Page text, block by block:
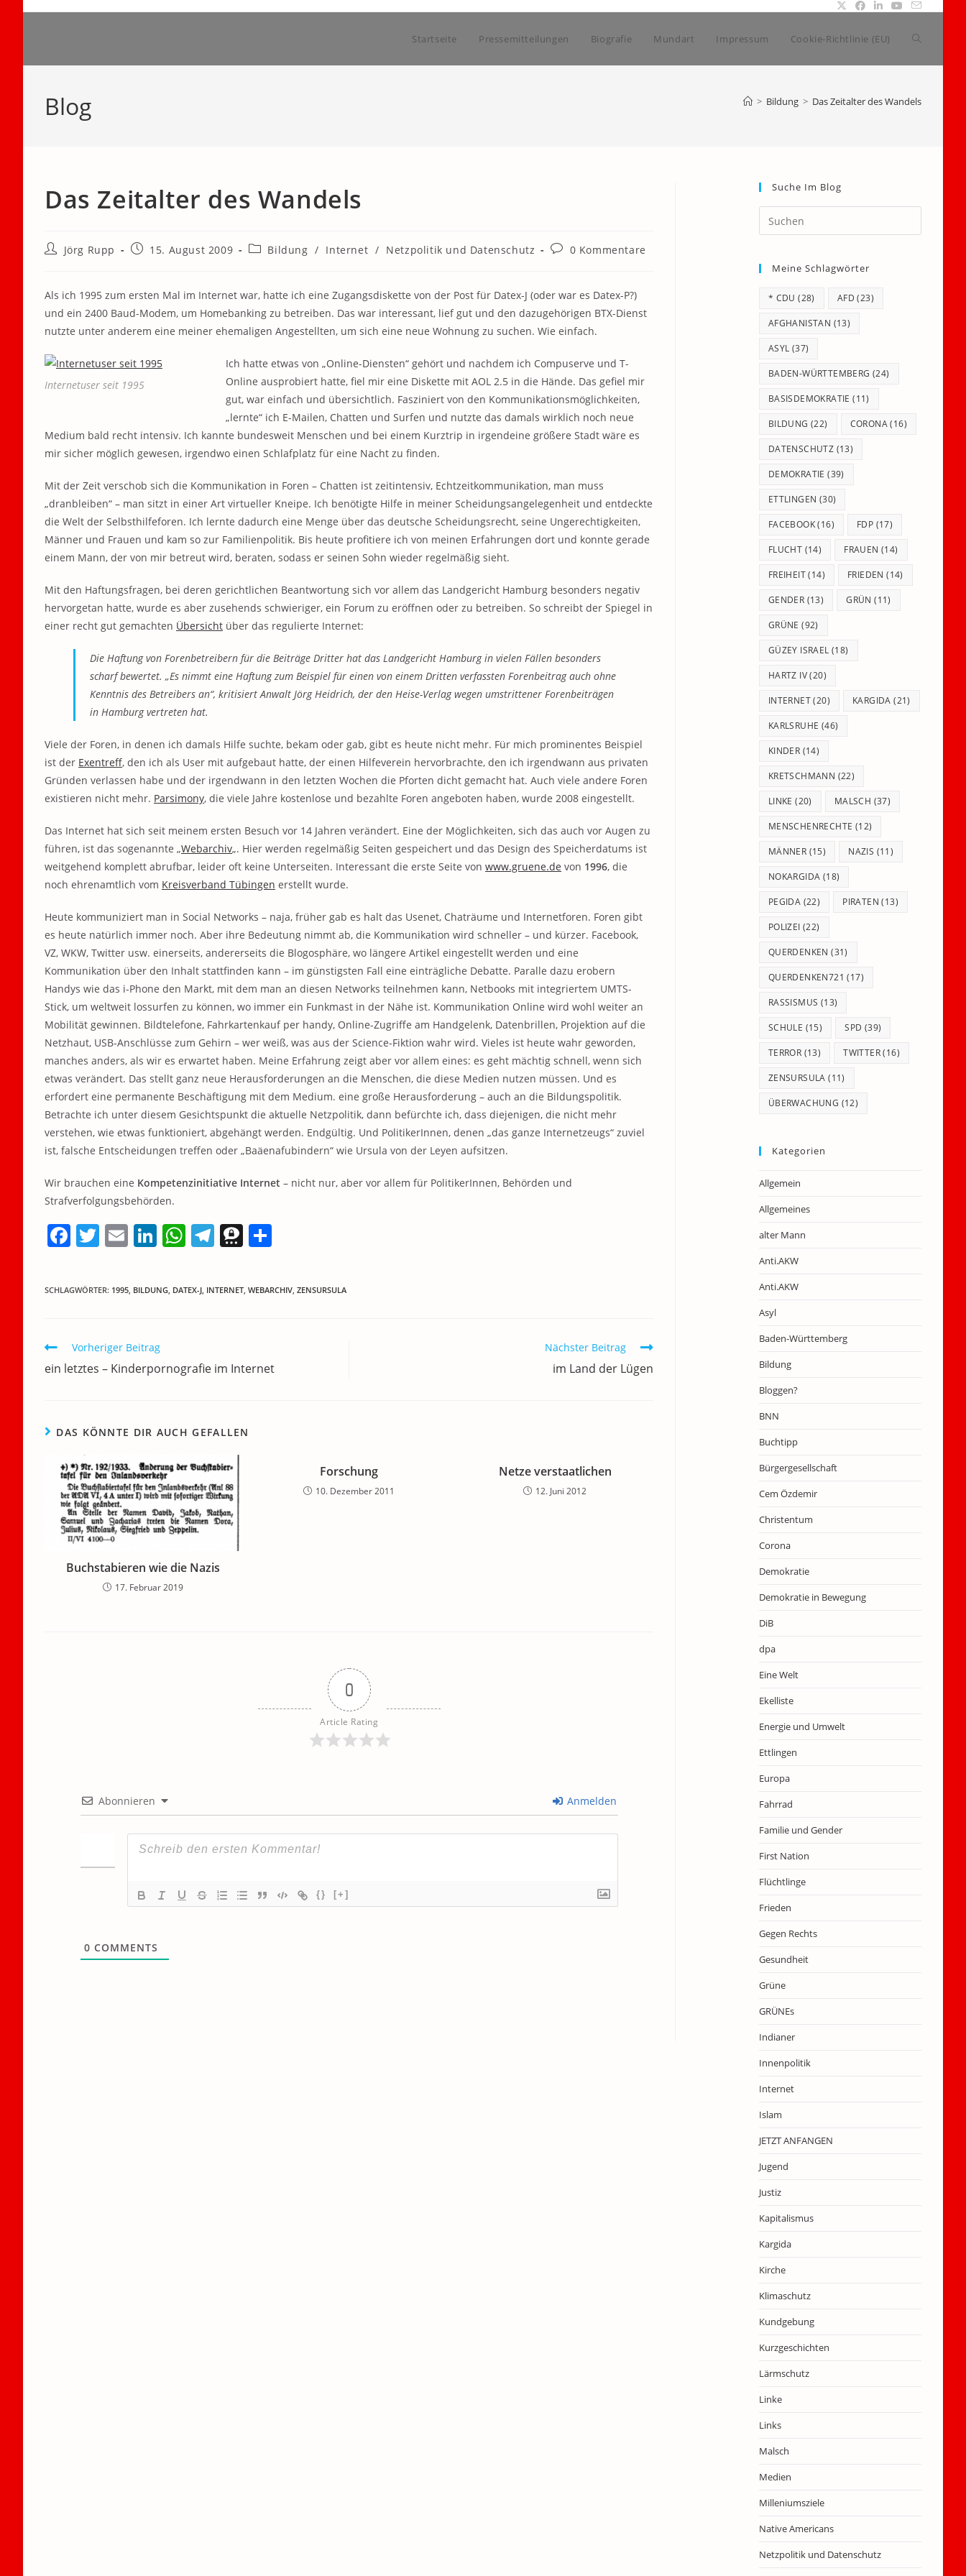
Startseite Pressemitteilungen Biografie Mundart Impressum Cookie-Richtlinie (EU) Website-
Blog > Bildung > Das Zeitalter des Wandels
Das Zeitalter des Wandels
Beitrags-
Jörg Rupp
Beitrag15. August 2009
Beitrags-
Bildung / Internet / Netzpolitik und Datenschutz
Beitrags-
0 Kommentare
Als ich 1995 zum ersten Mal im Internet war, hatte ich eine Zugangsdiskette von der Post für Datex-J (oder war es Datex-P?)
und ein 2400 Baud-Modem, um Homebanking zu betreiben. Das war interessant, lief gut und den dazugehörigen BTX-Dienst
nutzte unter anderem eine meiner ehemaligen Angestellten, um sich eine neue Wohnung zu suchen. Wie einfach.
Internetuser seit 1995
Ich hatte etwas von „Online-Diensten“ gehört und nachdem ich Compuserve und T-
Online ausprobiert hatte, fiel mir eine Diskette mit AOL 2.5 in die Hände. Das gefiel mir
gut, war einfach und übersichtlich. Fasziniert von den Kommunikationsmöglichkeiten,
„lernte“ ich E-Mailen, Chatten und Surfen und nutzte das damals wirklich noch neue
Medium bald recht intensiv. Ich kannte bundesweit Menschen und bei einem Kurztrip in irgendeine größere Stadt wäre es
mir sicher möglich gewesen, irgendwo einen Schlafplatz für eine Nacht zu finden.
Mit der Zeit verschob sich die Kommunikation in Foren – Chatten ist zeitintensiv, Echtzeitkommunikation, man muss
„dranbleiben“ – man sitzt in einer Art virtueller Kneipe. Ich benötigte Hilfe in meiner Scheidungsangelegenheit und entdeckte
die Welt der Selbsthilfeforen. Ich lernte dadurch eine Menge über das deutsche Scheidungsrecht, seine Ungerechtigkeiten,
Männer und Frauen und kam so zur Familienpolitik. Bis heute profitiere ich von meinen Erfahrungen dort und konnte gerade
einem Mann, der von mir betreut wird, beraten, sodass er seinen Sohn wieder regelmäßig sieht.
Mit den Haftungsfragen, bei deren gerichtlichen Beantwortung sich vor allem das Landgericht Hamburg besonders negativ
hervorgetan hatte, wurde es aber zusehends schwieriger, ein Forum zu eröffnen oder zu betreiben. So schreibt der Spiegel in
einer recht gut gemachten Übersicht über das regulierte Internet:
Die Haftung von Forenbetreibern für die Beiträge Dritter hat das Landgericht Hamburg in vielen Fällen besonders
scharf bewertet. „Es nimmt eine Haftung zum Beispiel für einen von einem Dritten verfassten Forenbeitrag auch ohne
Kenntnis des Betreibers an“, kritisiert Anwalt Jörg Heidrich, der den Heise-Verlag wegen umstrittener Forenbeiträgen
in Hamburg vertreten hat.
Viele der Foren, in denen ich damals Hilfe suchte, bekam oder gab, gibt es heute nicht mehr. Für mich prominentes Beispiel
ist der Exentreff, den ich als User mit aufgebaut hatte, der einen Hilfeverein hervorbrachte, den ich irgendwann aus privaten
Gründen verlassen habe und der irgendwann in den letzten Wochen die Pforten dicht gemacht hat. Auch viele andere Foren
existieren nicht mehr. Parsimony, die viele Jahre kostenlose und bezahlte Foren angeboten haben, wurde 2008 eingestellt.
Das Internet hat sich seit meinem ersten Besuch vor 14 Jahren verändert. Eine der Möglichkeiten, sich das auch vor Augen zu
führen, ist das sogenannte „Webarchiv„. Hier werden regelmäßig Seiten gespeichert und das Design des Speicherdatums ist
weitgehend komplett abrufbar, leider oft keine Unterseiten. Interessant die erste Seite von www.gruene.de von 1996, die
noch ehrenamtlich vom Kreisverband Tübingen erstellt wurde.
Heute kommuniziert man in Social Networks – naja, früher gab es halt das Usenet, Chaträume und Internetforen. Foren gibt
es heute natürlich immer noch. Aber ihre Bedeutung nimmt ab, die Kommunikation wird schneller – und kürzer. Facebook,
VZ, WKW, Twitter usw. einerseits, andererseits die Blogosphäre, wo längere Artikel eingestellt werden und eine
Kommunikation über den Inhalt stattfinden kann – im günstigsten Fall eine einträgliche Debatte. Paralle dazu erobern
Handys wie das i-Phone den Markt, mit dem man an diesen Networks teilnehmen kann, Netbooks mit integriertem UMTS-
Stick, um weltweit lossurfen zu können, wo immer ein Funkmast in der Nähe ist. Kommunikation Online wird wohl weiter an
Mobilität gewinnen. Bildtelefone, Fahrkartenkauf per handy, Online-Zugriffe am Handgelenk, Datenbrillen, Projektion auf die
Netzhaut, USB-Anschlüsse zum Gehirn – wer weiß, was aus der Science-Fiktion wahr wird. Vieles ist heute wahr geworden,
manches anders, als wir es erwartet haben. Meine Erfahrung zeigt aber vor allem eines: es geht mächtig schnell, wenn sich
etwas verändert. Das stellt ganz neue Herausforderungen an die Menschen, die diese Medien nutzen müssen. Und es
erfordert eine permanente Beschäftigung mit dem Medium. eine große Herausforderung – auch an die Bildungspolitik.
Betrachte ich unter diesem Gesichtspunkt die aktuelle Netzpolitik, dann befürchte ich, dass diejenigen, die nicht mehr
verstehen, wie etwas funktioniert, abgehängt werden. Endgültig. Und PolitikerInnen, denen „das ganze Internetzeugs“ zuviel
ist, falsche Entscheidungen treffen oder „Baäenafubindern“ wie Ursula von der Leyen aufsitzen.
Wir brauchen eine Kompetenzinitiative Internet – nicht nur, aber vor allem für PolitikerInnen, Behörden und
Strafverfolgungsbehörden.
F
c
o
o
T
itt
E
ai
l
Li
k
e
n
W
at
p
T
e
T
re
e
le
SCHLAGWÖRTER: 1995, BILDUNG, DATEX-J, INTERNET, WEBARCHIV, ZENSURSULA
Weitere
Artikel
ansehen
Vorheriger Beitrag
ein letztes – Kinderpornografie im Internet
Nächster Beitrag
im Land der Lügen
DAS KÖNNTE DIR AUCH GEFALLEN
Buchstabieren wie die Nazis
17. Februar 2019
Forschung
10. Dezember 2011
Netze verstaatlichen
12. Juni 2012
0
Article Rating
Abonnieren Anmelden
{} [+]
0 COMMENTS
Suche Im Blog
Escape
Meine Schlagwörter
* CDU (28) AFD (23)
AFGHANISTAN (13)
ASYL (37)
BADEN-WÜRTTEMBERG (24)
BASISDEMOKRATIE (11)
BILDUNG (22) CORONA(16)
DATENSCHUTZ (13)
DEMOKRATIE (39)
ETTLINGEN (30)
FACEBOOK(16) FDP (17)
FLUCHT (14) FRAUEN (14)
FREIHEIT(14) FRIEDEN (14)
GENDER (13) GRÜN (11)
GRÜNE (92)
GÜZEY ISRAEL (18)
HARTZ IV(20)
INTERNET(20) KARGIDA (21)
KARLSRUHE (46)
KINDER (14)
KRETSCHMANN (22)
LINKE (20) MALSCH (37)
MENSCHENRECHTE (12)
MÄNNER (15) NAZIS (11)
NOKARGIDA (18)
PEGIDA (22) PIRATEN (13)
POLIZEI (22)
QUERDENKEN (31)
QUERDENKEN721 (17)
RASSISMUS (13)
SCHULE (15) SPD (39)
TERROR (13) TWITTER(16)
ZENSURSULA (11)
ÜBERWACHUNG (12)
Kategorien
Allgemein
Allgemeines
alter Mann
Anti.AKW
Anti.AKW
Asyl
Baden-Württemberg
Bildung
Bloggen?
BNN
Buchtipp
Bürgergesellschaft
Cem Özdemir
Christentum
Corona
Demokratie
Demokratie in Bewegung
DiB
dpa
Eine Welt
Ekelliste
Energie und Umwelt
Ettlingen
Europa
Fahrrad
Familie und Gender
First Nation
Flüchtlinge
Frieden
Gegen Rechts
Gesundheit
Grüne
GRÜNEs
Indianer
Innenpolitik
Internet
Islam
JETZT ANFANGEN
Jugend
Justiz
Kapitalismus
Kargida
Kirche
Klimaschutz
Kundgebung
Kurzgeschichten
Lärmschutz
Linke
Links
Malsch
Medien
Milleniumsziele
Native Americans
Netzpolitik und Datenschutz